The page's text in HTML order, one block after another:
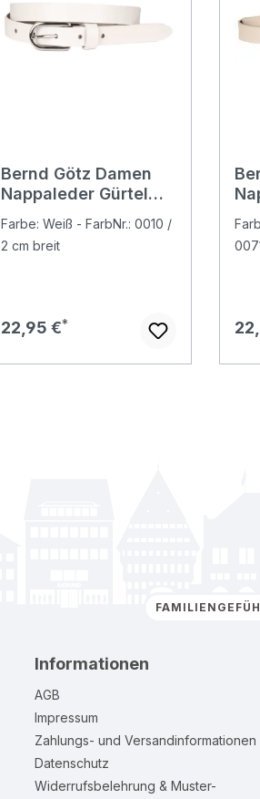
Bernd Götz Damen
Nappaleder Gürtel
Farbe: Weiß - FarbNr.: 0010 /
2 cm breit
Regulärer Preis:
22,95 €
Informationen
AGB
Impressum
Zahlungs- und Versandinformationen
Datenschutz
Widerrufsbelehrung & Muster-